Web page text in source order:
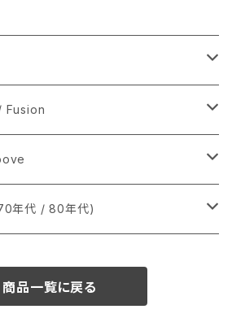
Fusion
年代 / 80年代)
商品一覧に戻る